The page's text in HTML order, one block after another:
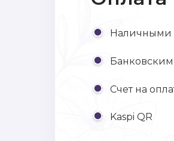
Наличными
Счет на
Kaspi QR